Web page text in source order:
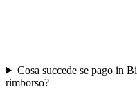
Cosa succede se pago in
rimborso?